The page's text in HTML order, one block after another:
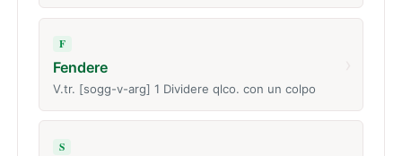
F
Fendere
V.tr. [sogg-v-arg] 1 Dividere qlco. con un colpo
S